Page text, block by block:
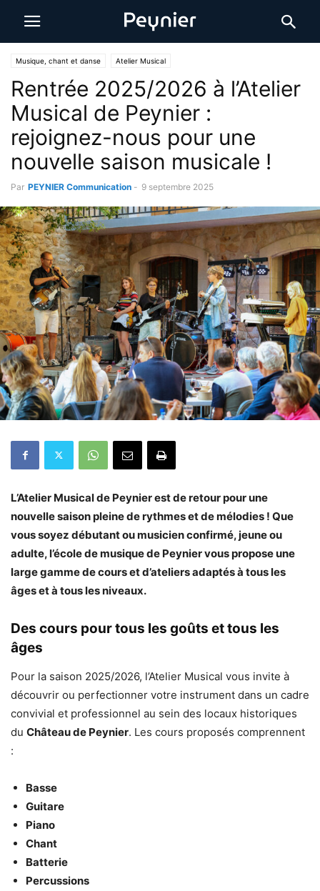
Musique, chant et danse Atelier Musical
Rentrée 2025/2026 à l’Atelier
Musical de Peynier :
rejoignez-nous pour une
nouvelle saison musicale !
Par PEYNIER Communication - 9 septembre 2025
L’Atelier Musical de Peynier est de retour pour une
nouvelle saison pleine de rythmes et de mélodies ! Que
vous soyez débutant ou musicien confirmé, jeune ou
adulte, l’école de musique de Peynier vous propose une
large gamme de cours et d’ateliers adaptés à tous les
âges et à tous les niveaux.
Des cours pour tous les goûts et tous les
âges
Pour la saison 2025/2026, l’Atelier Musical vous invite à
découvrir ou perfectionner votre instrument dans un cadre
convivial et professionnel au sein des locaux historiques
du Château de Peynier. Les cours proposés comprennent
:
Basse
Guitare
Piano
Chant
Batterie
Percussions